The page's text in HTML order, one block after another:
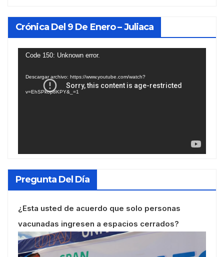
Crónica Del 9 De Enero – Juliaca
Reproductor
Code 150: Unknown error.
Descargar archivo: https://www.youtube.com/watch?
v=EhSPkop8KPY&_=1
Pregunta Del Día
¿Esta usted de acuerdo que solo personas
vacunadas ingresen a espacios cerrados?